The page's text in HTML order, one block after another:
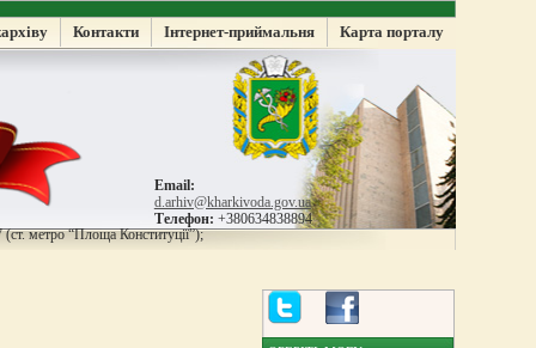
Контакти Інтернет-приймальня Карта порталу
Email:
d.arhiv@kharkivoda.gov.ua
Телефон: +380634838894
метро “Площа Конституції”);